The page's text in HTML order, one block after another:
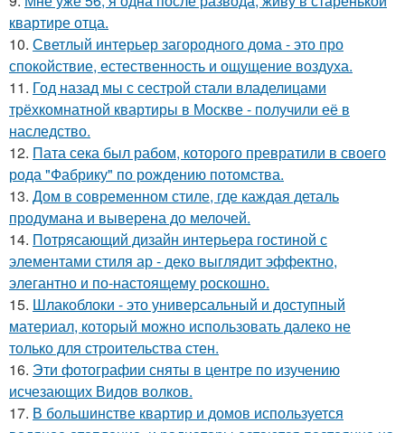
квартире отца.
10. Светлый интерьер загородного дома - это про
спокойствие, естественность и ощущение воздуха.
11. Год назад мы с сестрой стали владелицами
трёхкомнатной квартиры в Москве - получили её в
наследство.
12. Пата сека был рабом, которого превратили в своего
рода "Фабрику" по рождению потомства.
13. Дом в современном стиле, где каждая деталь
продумана и выверена до мелочей.
14. Потрясающий дизайн интерьера гостиной с
элементами стиля ар - деко выглядит эффектно,
элегантно и по-настоящему роскошно.
15. Шлакоблоки - это универсальный и доступный
материал, который можно использовать далеко не
только для строительства стен.
16. Эти фотографии сняты в центре по изучению
исчезающих Видов волков.
17. В большинстве квартир и домов используется